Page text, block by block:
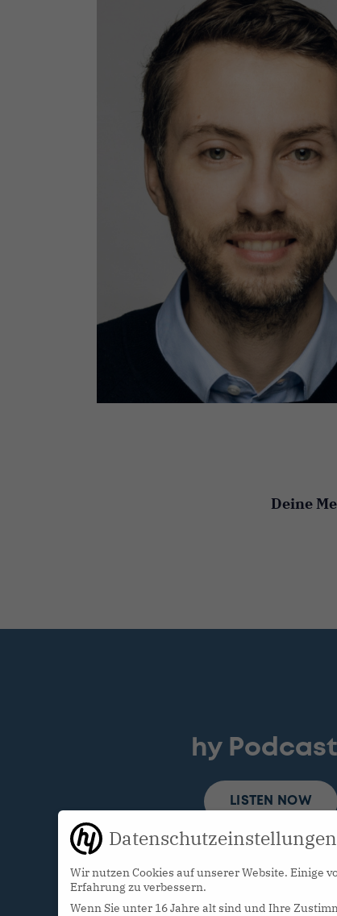
Deine
hy
LISTEN NOW
Datenschutzeinstellungen
Wir nutzen Cookies auf unserer Website. Einige
Erfahrung zu verbessern.
Wenn Sie unter 16 Jahre alt sind und Ihre